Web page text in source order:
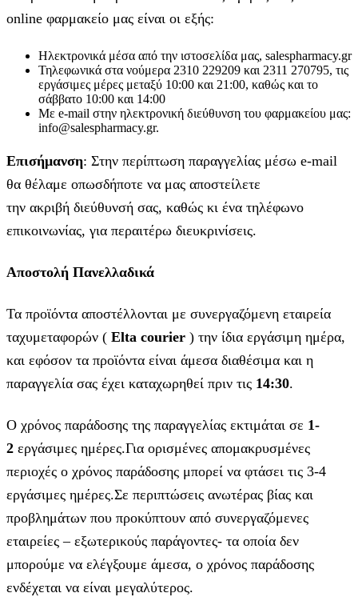
online φαρμακείο μας είναι οι εξής:
Ηλεκτρονικά μέσα από την ιστοσελίδα μας, salespharmacy.gr
Τηλεφωνικά στα νούμερα 2310 229209 και 2311 270795, τις
εργάσιμες μέρες μεταξύ 10:00 και 21:00, καθώς και το
σάββατο 10:00 και 14:00
Με e-mail στην ηλεκτρονική διεύθυνση του φαρμακείου μας:
info@salespharmacy.gr.
Επισήμανση: Στην περίπτωση παραγγελίας μέσω e-mail
θα θέλαμε οπωσδήποτε να μας αποστείλετε
την ακριβή διεύθυνσή σας, καθώς κι ένα τηλέφωνο
επικοινωνίας, για περαιτέρω διευκρινίσεις.
Αποστολή Πανελλαδικά
Τα προϊόντα αποστέλλονται με συνεργαζόμενη εταιρεία
ταχυμεταφορών ( Elta courier ) την ίδια εργάσιμη ημέρα,
και εφόσον τα προϊόντα είναι άμεσα διαθέσιμα και η
παραγγελία σας έχει καταχωρηθεί πριν τις 14:30.
Ο χρόνος παράδοσης της παραγγελίας εκτιμάται σε 1-
2 εργάσιμες ημέρες.Για ορισμένες απομακρυσμένες
περιοχές ο χρόνος παράδοσης μπορεί να φτάσει τις 3-4
εργάσιμες ημέρες.Σε περιπτώσεις ανωτέρας βίας και
προβλημάτων που προκύπτουν από συνεργαζόμενες
εταιρείες – εξωτερικούς παράγοντες- τα οποία δεν
μπορούμε να ελέγξουμε άμεσα, ο χρόνος παράδοσης
ενδέχεται να είναι μεγαλύτερος.